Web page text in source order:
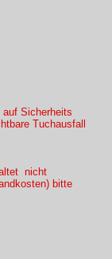
Sicherheits
Tuchausfall
nicht
bitte